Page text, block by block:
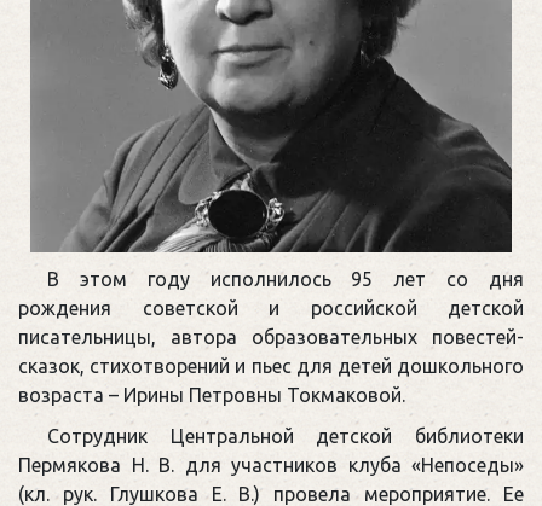
В этом году исполнилось 95 лет со дня
рождения советской и российской детской
писательницы, автора образовательных повестей-
сказок, стихотворений и пьес для детей дошкольного
возраста – Ирины Петровны Токмаковой.
Сотрудник Центральной детской библиотеки
Пермякова Н. В. для участников клуба «Непоседы»
(кл. рук. Глушкова Е. В.) провела мероприятие. Ее